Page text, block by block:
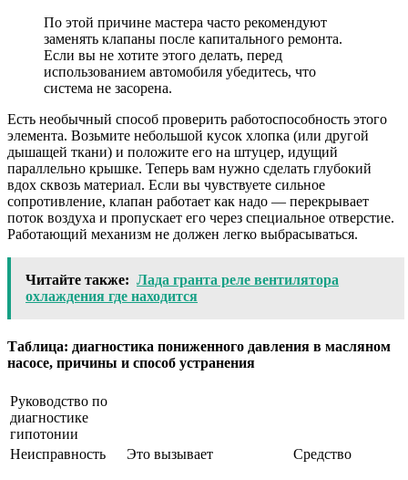
По этой причине мастера часто рекомендуют
заменять клапаны после капитального ремонта.
Если вы не хотите этого делать, перед
использованием автомобиля убедитесь, что
система не засорена.
Есть необычный способ проверить работоспособность этого
элемента. Возьмите небольшой кусок хлопка (или другой
дышащей ткани) и положите его на штуцер, идущий
параллельно крышке. Теперь вам нужно сделать глубокий
вдох сквозь материал. Если вы чувствуете сильное
сопротивление, клапан работает как надо — перекрывает
поток воздуха и пропускает его через специальное отверстие.
Работающий механизм не должен легко выбрасываться.
Читайте также: Лада гранта реле вентилятора
охлаждения где находится
Таблица: диагностика пониженного давления в масляном
насосе, причины и способ устранения
Руководство по
диагностике
гипотонии
Неисправность
Это вызывает Средство